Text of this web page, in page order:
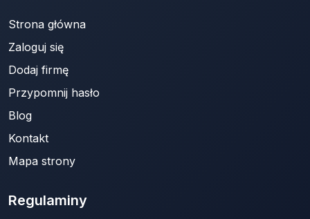
Strona główna
Zaloguj się
Dodaj firmę
Przypomnij hasło
Blog
Kontakt
Mapa strony
Regulaminy